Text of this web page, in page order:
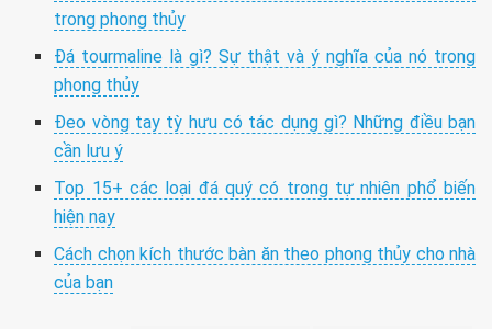
trong phong thủy
Đá tourmaline là gì? Sự thật và ý nghĩa của nó trong
phong thủy
Đeo vòng tay tỳ hưu có tác dụng gì? Những điều bạn
cần lưu ý
Top 15+ các loại đá quý có trong tự nhiên phổ biến
hiện nay
Cách chọn kích thước bàn ăn theo phong thủy cho nhà
của bạn